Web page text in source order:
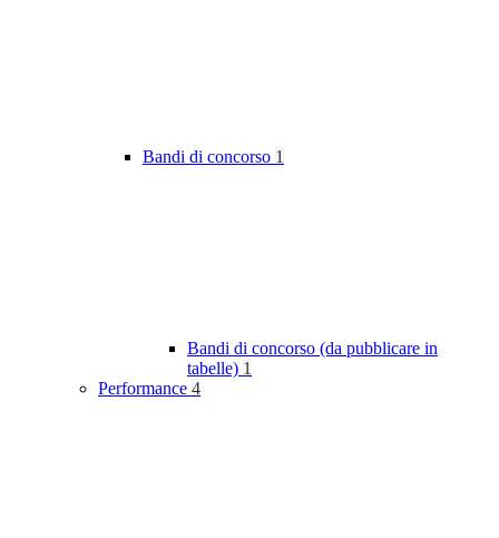
Bandi di concorso 1
Bandi di concorso (da pubblicare in
tabelle) 1
Performance 4